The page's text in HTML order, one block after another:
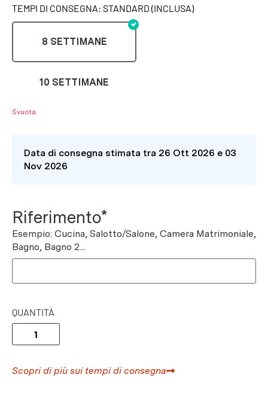
TEMPI DI CONSEGNA: STANDARD (INCLUSA)
8 SETTIMANE
10 SETTIMANE
Svuota
Data di consegna stimata tra 26 Ott 2026 e 03
Nov 2026
Riferimento*
Esempio: Cucina, Salotto/Salone, Camera Matrimoniale,
Bagno, Bagno 2...
QUANTITÀ
Scopri di più sui tempi di consegna